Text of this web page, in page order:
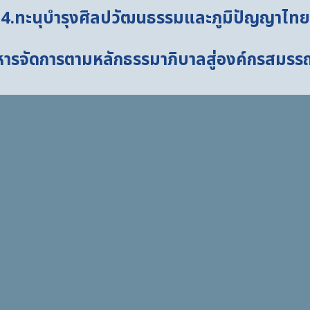
4.ทะนุบำรุงศิลปวัฒนธรรมและภูมิปัญญาไทย
รจัดการตามหลักธรรมาภิบาลสู่องค์กรสมรร